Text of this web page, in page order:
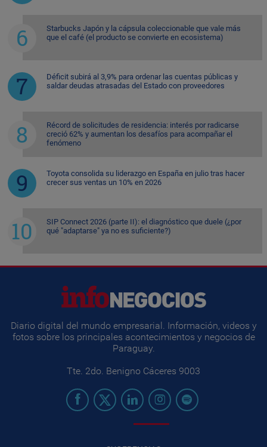
Starbucks Japón y la cápsula coleccionable que vale más
que el café (el producto se convierte en ecosistema)
Déficit subirá al 3,9% para ordenar las cuentas públicas y
saldar deudas atrasadas del Estado con proveedores
Récord de solicitudes de residencia: interés por radicarse
creció 62% y aumentan los desafíos para acompañar el
fenómeno
Toyota consolida su liderazgo en España en julio tras hacer
crecer sus ventas un 10% en 2026
SIP Connect 2026 (parte II): el diagnóstico que duele (¿por
qué "adaptarse" ya no es suficiente?)
Diario digital del mundo empresarial. Información, videos y
fotos sobre los principales acontecimientos y negocios de
Paraguay.
Tte. 2do. Benigno Cáceres 9003